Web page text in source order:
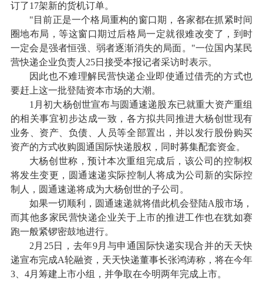
订了17架新的货机订单。
"目前正是一个格局重构的窗口期，各家都在抓紧时间
圈地布局，等这窗口期过后格局一定就很难改变了，到时
一定会是强者恒强、弱者逐渐消失的局面。"一位国内某民
营快递企业负责人25日接受本报记者采访时表示。
因此也不难理解民营快递企业即使通过借壳的方式也
要赶上这一批登陆资本市场的大潮。
1月初大杨创世宣布与圆通速递股东已就重大资产重组
的相关事宜初步达成一致，各方拟共同推进大杨创世现有
业务、资产、负债、人员等全部置出，并以发行股份购买
资产的方式收购圆通国际快递股权，同时募集配套资金。
大杨创世称，预计本次重组完成后，该公司的控制权
将发生变更，圆通速递实际控制人将成为公司新的实际控
制人，圆通速递将成为大杨创世的子公司。
如果一切顺利，圆通速递就将借此机会登陆A股市场，
而其他多家民营快递企业关于上市的推进工作也在犹如赛
跑一般紧锣密鼓地进行。
2月25日，去年9月与申通国际快递实现合并的天天快
递宣布完成A轮融资，天天快递董事长张鸿涛称，将在今年
3、4月筹建上市小组，并争取在今明两年完成上市。